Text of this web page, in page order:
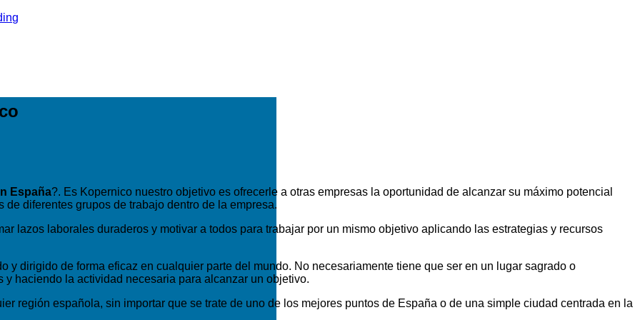
España?. Es Kopernico nuestro objetivo es ofrecerle a otras empresas la oportunidad de alcanzar su máximo potencial
diferentes grupos de trabajo dentro de la empresa.
lazos laborales duraderos y motivar a todos para trabajar por un mismo objetivo aplicando las estrategias y recursos
y dirigido de forma eficaz en cualquier parte del mundo. No necesariamente tiene que ser en un lugar sagrado o
haciendo la actividad necesaria para alcanzar un objetivo.
región española, sin importar que se trate de uno de los mejores puntos de España o de una simple ciudad centrada en la